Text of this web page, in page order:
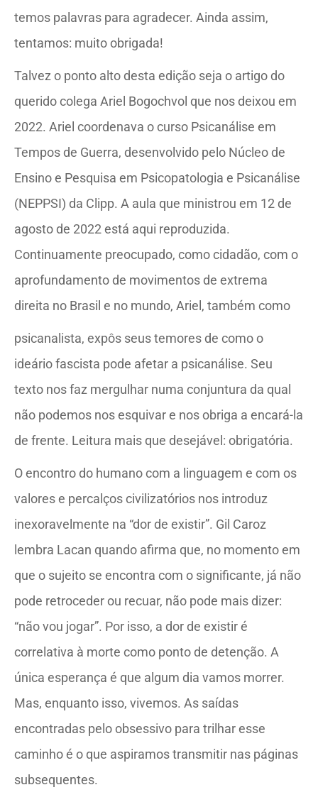
temos palavras para agradecer. Ainda assim,
tentamos: muito obrigada!
Talvez o ponto alto desta edição seja o artigo do
querido colega Ariel Bogochvol que nos deixou em
2022. Ariel coordenava o curso Psicanálise em
Tempos de Guerra, desenvolvido pelo Núcleo de
Ensino e Pesquisa em Psicopatologia e Psicanálise
(NEPPSI) da Clipp. A aula que ministrou em 12 de
agosto de 2022 está aqui reproduzida.
Continuamente preocupado, como cidadão, com o
aprofundamento de movimentos de extrema
direita no Brasil e no mundo, Ariel, também como
psicanalista, expôs seus temores de como o
ideário fascista pode afetar a psicanálise. Seu
texto nos faz mergulhar numa conjuntura da qual
não podemos nos esquivar e nos obriga a encará-la
de frente. Leitura mais que desejável: obrigatória.
O encontro do humano com a linguagem e com os
valores e percalços civilizatórios nos introduz
inexoravelmente na “dor de existir”. Gil Caroz
lembra Lacan quando afirma que, no momento em
que o sujeito se encontra com o significante, já não
pode retroceder ou recuar, não pode mais dizer:
“não vou jogar”. Por isso, a dor de existir é
correlativa à morte como ponto de detenção. A
única esperança é que algum dia vamos morrer.
Mas, enquanto isso, vivemos. As saídas
encontradas pelo obsessivo para trilhar esse
caminho é o que aspiramos transmitir nas páginas
subsequentes.